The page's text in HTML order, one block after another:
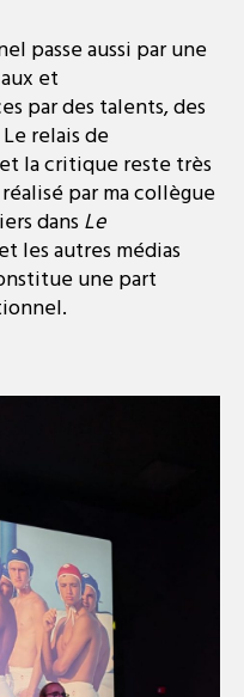
passe aussi par une
et
par des talents, des
relais de
la critique reste très
par ma collègue
dans Le
et les autres médias
une part